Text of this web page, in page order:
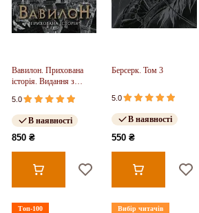
Вавилон. Прихована
історія. Видання з
ілюстрованим зрізом
(у)
5.0
В наявності
850 ₴
Берсерк. Том 3
5.0
В наявності
550 ₴
Топ-100 Вибір читачів